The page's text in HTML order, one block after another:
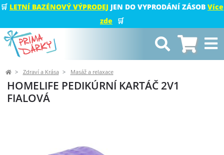
🛒 LETNÍ BAZÉNOVÝ VÝPRODEJ JEN DO VYPRODÁNÍ ZÁSOB Více
zde
🛒
Zdraví a Krása Masáž a relaxace
HOMELIFE PEDIKÚRNÍ KARTÁČ 2V1
FIALOVÁ